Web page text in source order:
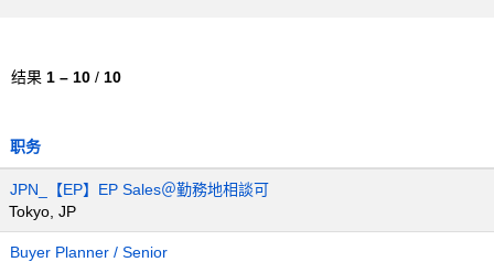
结果 1 – 10 / 10
职务
JPN_【EP】EP Sales＠勤務地相談可
Tokyo, JP
Buyer Planner / Senior